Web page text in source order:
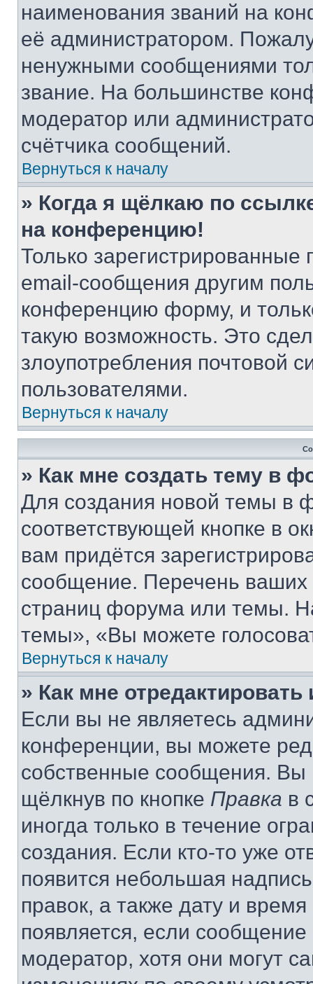
наименования званий на
её администратором.
ненужными сообщениями
звание. На большинстве
модератор или
счётчика сообщений.
Вернуться к началу
» Когда я щёлкаю по
на конференцию!
Только зарегистрированные
email-сообщения другим
конференцию форму, и
такую возможность. Это
злоупотребления почтовой
пользователями.
Вернуться к началу
» Как мне создать тему в
Для создания новой темы в
соответствующей кнопке в
вам придётся
сообщение. Перечень ваших
страниц форума или темы.
темы», «Вы можете
Вернуться к началу
» Как мне
Если вы не являетесь
конференции, вы можете
собственные сообщения. Вы
щёлкнув по кнопке Правка в
иногда только в течение
создания. Если кто-то уже
появится небольшая
правок, а также дату и
появляется, если
модератор, хотя они могут